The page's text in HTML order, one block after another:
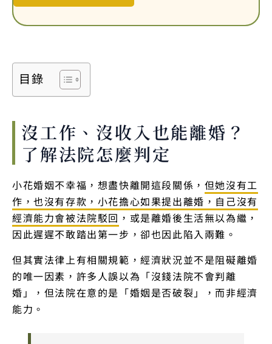
目錄
沒工作、沒收入也能離婚？
了解法院怎麼判定
小花婚姻不幸福，想盡快離開這段關係， 但她沒有工
作，也沒有存款，小花擔心如果提出離婚，自己沒有
經濟能力會被法院駁回 ，或是離婚後生活無以為繼，
因此遲遲不敢踏出第一步，卻也因此陷入兩難。
但其實法律上有相關規範，經濟狀況並不是阻礙離婚
的唯一因素，許多人誤以為「沒錢法院不會判離
婚」，但法院在意的是「婚姻是否破裂」，而非經濟
能力。